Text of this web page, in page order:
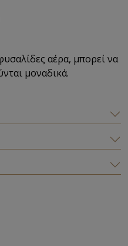
αέρα, μπορεί να
μοναδικά.